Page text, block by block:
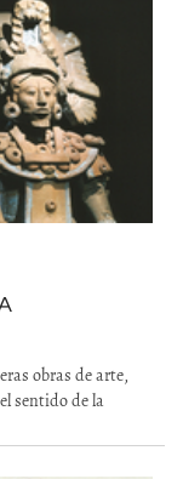
obras de arte,
sentido de la